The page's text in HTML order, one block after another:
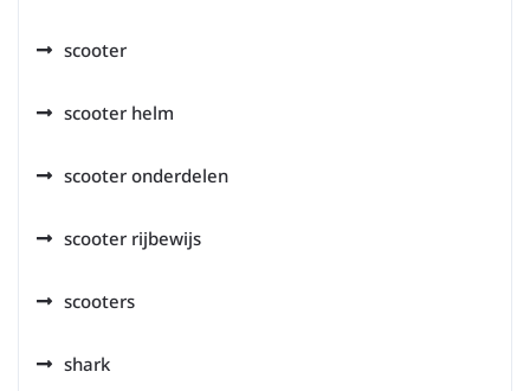
scooter
scooter helm
scooter onderdelen
scooter rijbewijs
scooters
shark